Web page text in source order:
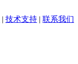
| 技术支持 | 联系我们